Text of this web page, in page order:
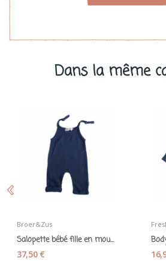
Dans la même
Broer&Zus
Salopette bébé fille en mousseline de coton bio...
37,50 €